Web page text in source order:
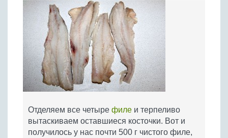
Отделяем все четыре филе и терпеливо
вытаскиваем оставшиеся косточки. Вот и
получилось у нас почти 500 г чистого филе,